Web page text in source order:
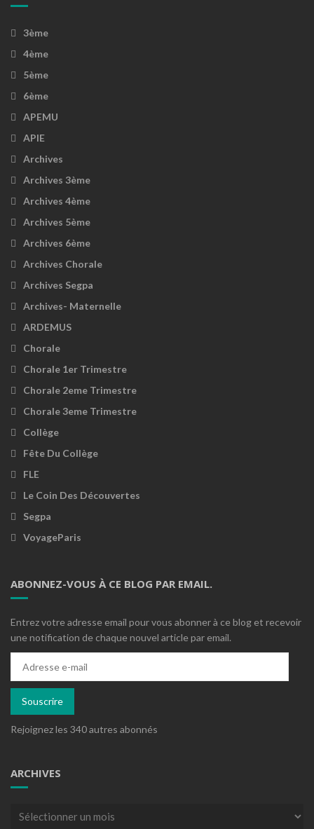
3ème
4ème
5ème
6ème
APEMU
APIE
Archives
Archives 3ème
Archives 4ème
Archives 5ème
Archives 6ème
Archives Chorale
Archives Segpa
Archives- Maternelle
ARDEMUS
Chorale
Chorale 1er Trimestre
Chorale 2eme Trimestre
Chorale 3eme Trimestre
Collège
Fête Du Collège
FLE
Le Coin Des Découvertes
Segpa
VoyageParis
ABONNEZ-VOUS À CE BLOG PAR EMAIL.
Entrez votre adresse email pour vous abonner à ce blog et recevoir
une notification de chaque nouvel article par email.
mail
Souscrire
Rejoignez les 340 autres abonnés
ARCHIVES
Archives